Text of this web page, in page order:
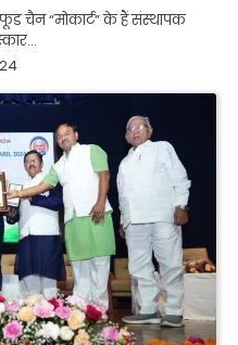
फूड चैन “मोकार्ट” के हैं संस्थापक